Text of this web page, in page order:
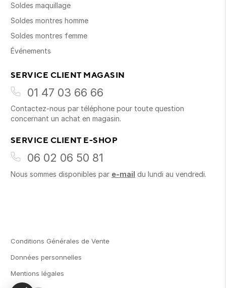
Soldes maquillage
Soldes montres homme
Soldes montres femme
Événements
SERVICE CLIENT MAGASIN
01 47 03 66 66
Contactez-nous par téléphone pour toute question
concernant un achat en magasin.
SERVICE CLIENT E-SHOP
06 02 06 50 81
Nous sommes disponibles par e-mail du lundi au vendredi.
Conditions Générales de Vente
Données personnelles
Mentions légales